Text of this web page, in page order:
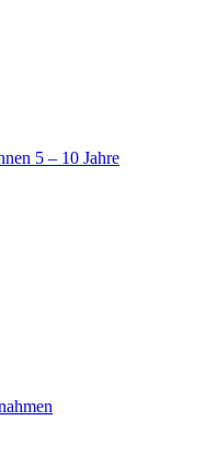
5 – 10 Jahre